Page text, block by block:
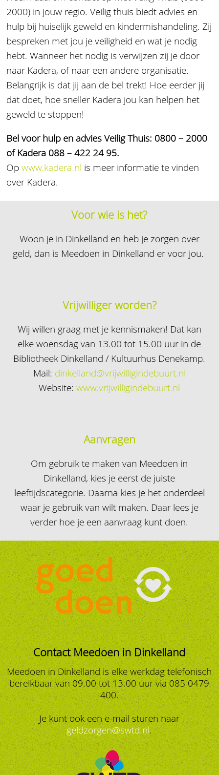
2000) in jouw regio. Veilig thuis biedt advies en
hulp bij huiselijk geweld en kindermishandeling. Zij
bespreken met jou je veiligheid en wat je nodig
hebt. Wanneer het nodig is verwijzen zij je door
naar Kadera, of naar een andere organisatie.
Belangrijk is dat jij aan de bel trekt! Hoe eerder jij
dat doet, hoe sneller Kadera jou kan helpen het
geweld te stoppen!
Bel voor hulp en advies Veilig Thuis: 0800 – 2000
of Kadera 088 – 422 24 95.
Opwww.kadera.nl is meer informatie te vinden
over Kadera.
Voor wie is het?
Woon je in Dinkelland en heb je zorgen over
geld, dan is Meedoen in Dinkelland er voor jou.
Vrijwilliger worden?
Wij willen graag met je kennismaken! Dat kan
elke woensdag van 13.00 tot 15.00 uur in de
Bibliotheek Dinkelland / Kultuurhus Denekamp.
Mail: dinkelland@vrijwilligindebuurt.nl
Website:www.vrijwilligindebuurt.nl
Aanvragen
Om gebruik te maken van Meedoen in
Dinkelland, kies je eerst de juiste
leeftijdscategorie. Daarna kies je het onderdeel
waar je gebruik van wilt maken. Daar lees je
verder hoe je een aanvraag kunt doen.
Contact Meedoen in Dinkelland
Meedoen in Dinkelland is elke werkdag telefonisch
bereikbaar van 09.00 tot 13.00 uur via 085 0479
400.
Je kunt ook een e-mail sturen naar
geldzorgen@swtd.nl.